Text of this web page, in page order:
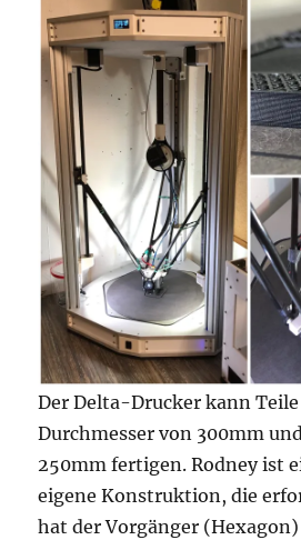
Der Delta-Drucker kann
Durchmesser von 300mm
250mm fertigen. Rodney ist
eigene Konstruktion, die
hat der Vorgänger